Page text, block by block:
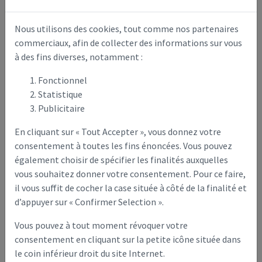
Nous utilisons des cookies, tout comme nos partenaires
commerciaux, afin de collecter des informations sur vous
à des fins diverses, notamment :
Fonctionnel
Statistique
Publicitaire
En cliquant sur « Tout Accepter », vous donnez votre
consentement à toutes les fins énoncées. Vous pouvez
également choisir de spécifier les finalités auxquelles
vous souhaitez donner votre consentement. Pour ce faire,
il vous suffit de cocher la case située à côté de la finalité et
d’appuyer sur « Confirmer Selection ».
Vous pouvez à tout moment révoquer votre
consentement en cliquant sur la petite icône située dans
le coin inférieur droit du site Internet.
être tenus pour responsables.
>> Voir l'Arrêté du Maire
Bruit :
Horaires de travaux bruyants (tondeuse,
débroussailleuse, motoculteur, …)
De 08h à 12h et de 14h à 20h les jours ouvrés,
De 9h à 12h et de 14h à 19h le samedi,
De 10h à 12h le dimanche et jours fériés.
Feux :
Le brûlage à l’air libre des déchets de toute nature
(végétaux, déchets ménagers, pneus…) est interdit en
Vous trouverez en bas de cette page deux documents à
télécharger / prêt à imprimer :